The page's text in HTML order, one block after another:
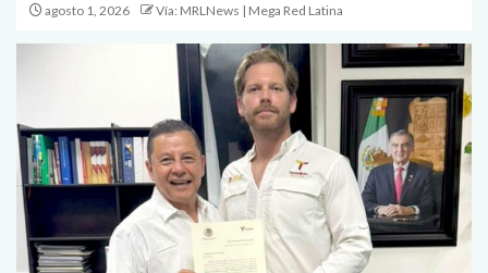
agosto 1, 2026 Vía: MRLNews | Mega Red Latina